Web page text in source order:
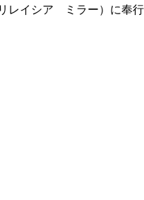
レイシア ミラー）に奉